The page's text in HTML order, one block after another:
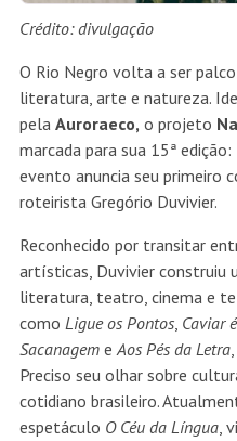
Crédito: divulgação
O Rio Negro volta a ser
literatura, arte e natureza.
pela Auroraeco, o projeto
marcada para sua 15ª
evento anuncia seu primeiro
roteirista Gregório Duvivier.
Reconhecido por transitar
artísticas, Duvivier construiu
literatura, teatro, cinema e
como Ligue os Pontos, Caviar
SacanagemeAos Pés da Letra
Preciso seu olhar sobre
cotidiano brasileiro.
espetáculo O Céu da Língua,